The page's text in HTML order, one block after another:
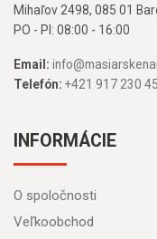
Mihaľov 2498, 085 01
PO - PI: 08:00 - 16:00
Email:
Telefón: +421 917 230
INFORMÁCIE
O spoločnosti
Veľkoobchod